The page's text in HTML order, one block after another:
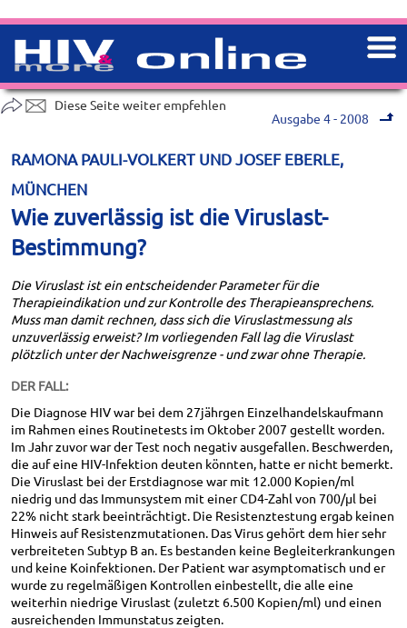
Ausgabe 4 - 2008
RAMONA PAULI-VOLKERT UND JOSEF EBERLE,
MÜNCHEN
Wie zuverlässig ist die Viruslast-
Bestimmung?
Die Viruslast ist ein entscheidender Parameter für die
Therapieindikation und zur Kontrolle des Therapieansprechens.
Muss man damit rechnen, dass sich die Viruslastmessung als
unzuverlässig erweist? Im vorliegenden Fall lag die Viruslast
plötzlich unter der Nachweisgrenze - und zwar ohne Therapie.
DER FALL:
Die Diagnose HIV war bei dem 27jährgen Einzelhandelskaufmann
im Rahmen eines Routinetests im Oktober 2007 gestellt worden.
Im Jahr zuvor war der Test noch negativ ausgefallen. Beschwerden,
die auf eine HIV-Infektion deuten könnten, hatte er nicht bemerkt.
Die Viruslast bei der Erstdiagnose war mit 12.000 Kopien/ml
niedrig und das Immunsystem mit einer CD4-Zahl von 700/µl bei
22% nicht stark beeinträchtigt. Die Resistenztestung ergab keinen
Hinweis auf Resistenzmutationen. Das Virus gehört dem hier sehr
verbreiteten Subtyp B an. Es bestanden keine Begleiterkrankungen
und keine Koinfektionen. Der Patient war asymptomatisch und er
wurde zu regelmäßigen Kontrollen einbestellt, die alle eine
weiterhin niedrige Viruslast (zuletzt 6.500 Kopien/ml) und einen
ausreichenden Immunstatus zeigten.
Diese Seite weiter empfehlen